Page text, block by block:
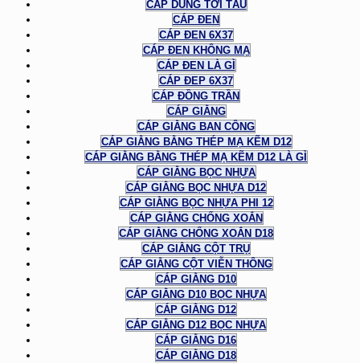
CÁP DÙNG TỜI TÀU
CÁP ĐEN
CÁP ĐEN 6X37
CÁP ĐEN KHÔNG MẠ
CÁP ĐEN LÀ GÌ
CÁP ĐEP 6X37
CÁP ĐỒNG TRẦN
CÁP GIẰNG
CÁP GIẰNG BAN CÔNG
CÁP GIẰNG BẰNG THÉP MẠ KẼM D12
CÁP GIẰNG BẰNG THÉP MẠ KẼM D12 LÀ GÌ
CÁP GIẰNG BỌC NHỰA
CÁP GIẰNG BỌC NHỰA D12
CÁP GIẰNG BỌC NHỰA PHI 12
CÁP GIẰNG CHỐNG XOẮN
CÁP GIẰNG CHỐNG XOẮN D18
CÁP GIẰNG CỘT TRỤ
CÁP GIẰNG CỘT VIỄN THÔNG
CÁP GIẰNG D10
CÁP GIẰNG D10 BỌC NHỰA
CÁP GIẰNG D12
CÁP GIẰNG D12 BỌC NHỰA
CÁP GIẰNG D16
CÁP GIẰNG D18